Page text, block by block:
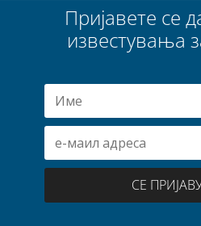
Пријавете се
известувања
СЕ